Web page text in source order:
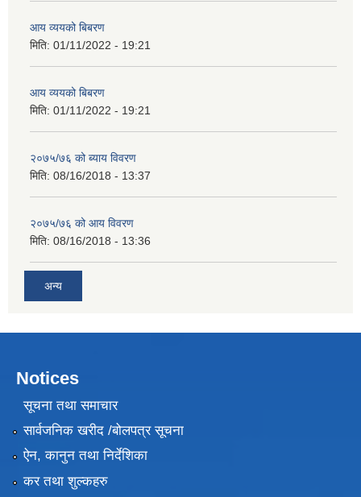
आय व्ययको बिबरण
मिति: 01/11/2022 - 19:21
आय व्ययको बिबरण
मिति: 01/11/2022 - 19:21
२०७५/७६ को ब्याय विवरण
मिति: 08/16/2018 - 13:37
२०७५/७६ को आय विवरण
मिति: 08/16/2018 - 13:36
अन्य
Notices
सूचना तथा समाचार
सार्वजनिक खरीद /बोलपत्र सूचना
ऐन, कानुन तथा निर्देशिका
कर तथा शुल्कहरु